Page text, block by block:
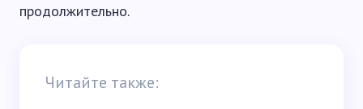
продолжительно.
Читайте также: